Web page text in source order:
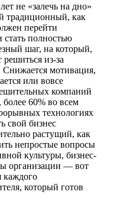
не «залечь на дно»
традиционный, как
перейти
полностью
шаг, на который,
из-за
мотивация,
или вовсе
компаний
60% во всем
технологиях
свой бизнес
растущий, как
непростые вопросы
культуры, бизнес-
организации — вот
каждого
который готов